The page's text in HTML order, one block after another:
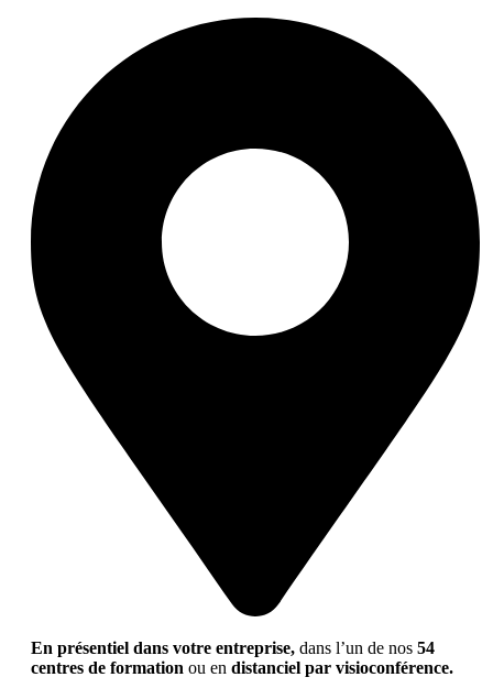
En présentiel dans votre entreprise, dans l’un de nos 54
centres de formation ou en distanciel par visioconférence.